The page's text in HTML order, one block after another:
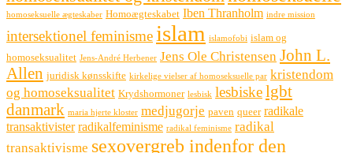
homoseksuelle ægteskaber Homoægteskabet Iben Thranholm indre mission
intersektionel feminisme islam islamofobi islam og
homoseksualitet Jens-André Herbener Jens Ole Christensen John L.
Allen juridisk kønsskifte kirkelige vielser af homoseksuelle par kristendom
og homoseksualitet Krydshormoner lesbisk lesbiskelgbt
danmark maria hjerte kloster medjugorje paven queer radikale
transaktivister radikalfeminisme radikal feminisme radikal
transaktivisme sexovergreb indenfor den